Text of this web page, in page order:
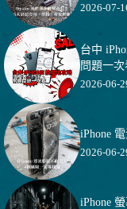
2026-07-
台中
問題一次
2026-06-
iPhone
2026-06-
iPhone